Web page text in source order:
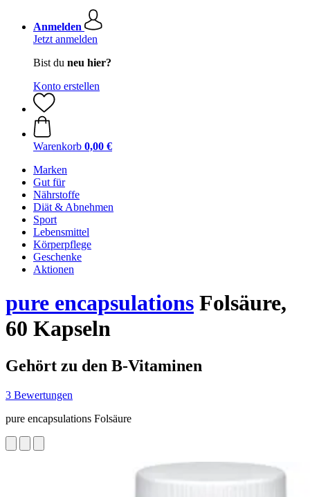
Anmelden
Jetzt anmelden
Bist du neu hier?
Konto erstellen
Warenkorb 0,00 €
Marken
Gut für
Nährstoffe
Diät & Abnehmen
Sport
Lebensmittel
Körperpflege
Geschenke
Aktionen
pure encapsulations Folsäure,
60 Kapseln
Gehört zu den B-Vitaminen
3 Bewertungen
pure encapsulations Folsäure